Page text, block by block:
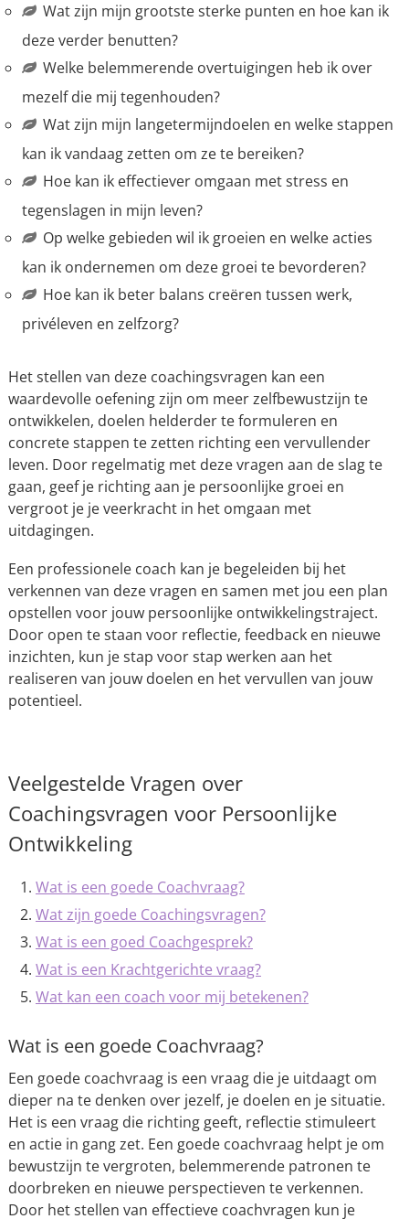
Wat zijn mijn grootste sterke punten en hoe kan ik
deze verder benutten?
Welke belemmerende overtuigingen heb ik over
mezelf die mij tegenhouden?
Wat zijn mijn langetermijndoelen en welke stappen
kan ik vandaag zetten om ze te bereiken?
Hoe kan ik effectiever omgaan met stress en
tegenslagen in mijn leven?
Op welke gebieden wil ik groeien en welke acties
kan ik ondernemen om deze groei te bevorderen?
Hoe kan ik beter balans creëren tussen werk,
privéleven en zelfzorg?
Het stellen van deze coachingsvragen kan een
waardevolle oefening zijn om meer zelfbewustzijn te
ontwikkelen, doelen helderder te formuleren en
concrete stappen te zetten richting een vervullender
leven. Door regelmatig met deze vragen aan de slag te
gaan, geef je richting aan je persoonlijke groei en
vergroot je je veerkracht in het omgaan met
uitdagingen.
Een professionele coach kan je begeleiden bij het
verkennen van deze vragen en samen met jou een plan
opstellen voor jouw persoonlijke ontwikkelingstraject.
Door open te staan voor reflectie, feedback en nieuwe
inzichten, kun je stap voor stap werken aan het
realiseren van jouw doelen en het vervullen van jouw
potentieel.
Veelgestelde Vragen over
Coachingsvragen voor Persoonlijke
Ontwikkeling
Wat is een goede Coachvraag?
Wat zijn goede Coachingsvragen?
Wat is een goed Coachgesprek?
Wat is een Krachtgerichte vraag?
Wat kan een coach voor mij betekenen?
Wat is een goede Coachvraag?
Een goede coachvraag is een vraag die je uitdaagt om
dieper na te denken over jezelf, je doelen en je situatie.
Het is een vraag die richting geeft, reflectie stimuleert
en actie in gang zet. Een goede coachvraag helpt je om
bewustzijn te vergroten, belemmerende patronen te
doorbreken en nieuwe perspectieven te verkennen.
Door het stellen van effectieve coachvragen kun je